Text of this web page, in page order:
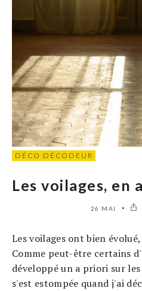
DÉCO DÉCODEUR
Les voilages, en
26 MAI
Les voilages ont bien
Comme peut-être certains
développé un a priori sur
s'est estompée quand j'ai